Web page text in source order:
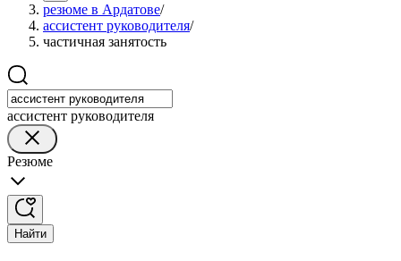
резюме в Ардатове/
ассистент руководителя/
частичная занятость
ассистент руководителя
Резюме
Найти